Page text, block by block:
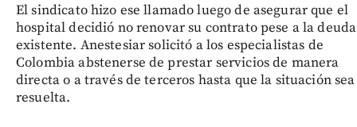
El sindicato hizo ese llamado luego de asegurar que el
hospital decidió no renovar su contrato pese a la deuda
existente. Anestesiar solicitó a los especialistas de
Colombia abstenerse de prestar servicios de manera
directa o a través de terceros hasta que la situación sea
resuelta.